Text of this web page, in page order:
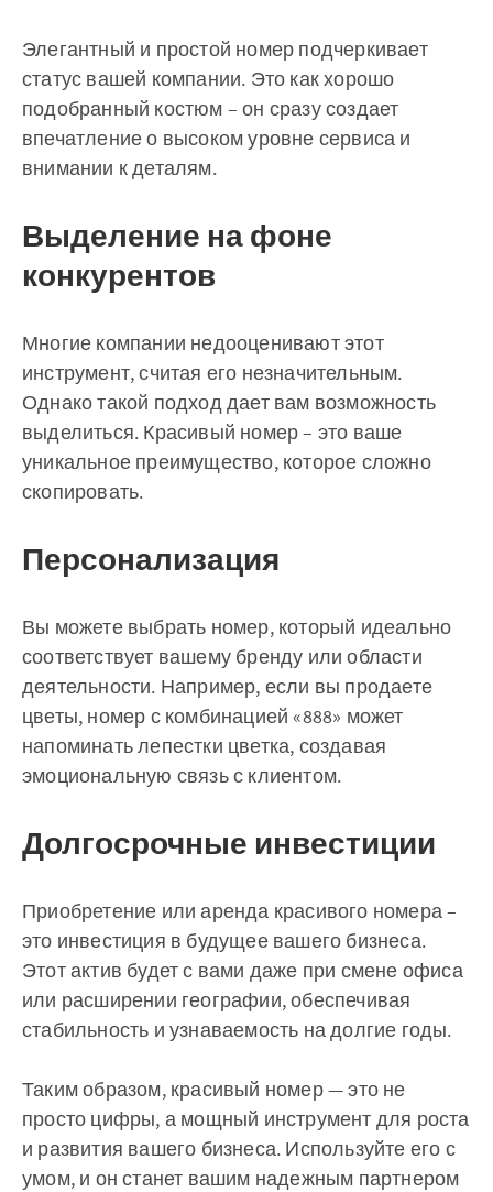
Элегантный и простой номер подчеркивает
статус вашей компании. Это как хорошо
подобранный костюм – он сразу создает
впечатление о высоком уровне сервиса и
внимании к деталям.
Выделение на фоне
конкурентов
Многие компании недооценивают этот
инструмент, считая его незначительным.
Однако такой подход дает вам возможность
выделиться. Красивый номер – это ваше
уникальное преимущество, которое сложно
скопировать.
Персонализация
Вы можете выбрать номер, который идеально
соответствует вашему бренду или области
деятельности. Например, если вы продаете
цветы, номер с комбинацией «888» может
напоминать лепестки цветка, создавая
эмоциональную связь с клиентом.
Долгосрочные инвестиции
Приобретение или аренда красивого номера –
это инвестиция в будущее вашего бизнеса.
Этот актив будет с вами даже при смене офиса
или расширении географии, обеспечивая
стабильность и узнаваемость на долгие годы.
Таким образом, красивый номер — это не
просто цифры, а мощный инструмент для роста
и развития вашего бизнеса. Используйте его с
умом, и он станет вашим надежным партнером